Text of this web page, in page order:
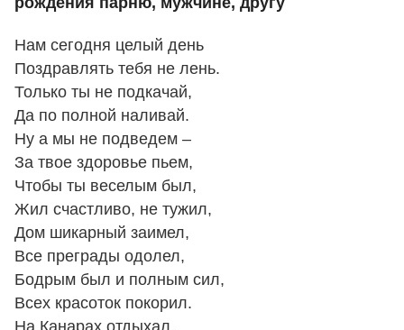
Нам сегодня целый день
Поздравлять тебя не лень.
Только ты не подкачай,
Да по полной наливай.
Ну а мы не подведем –
За твое здоровье пьем,
Чтобы ты веселым был,
Жил счастливо, не тужил,
Дом шикарный заимел,
Все преграды одолел,
Бодрым был и полным сил,
Всех красоток покорил.